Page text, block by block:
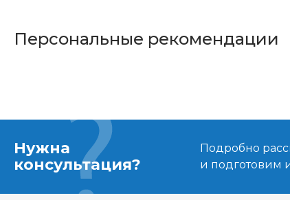
Персональные рекомендации
Нужна
консультация?
Подробно
и подготовим